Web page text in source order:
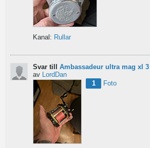
Kanal: Rullar
Svar till Ambassadeur ultra mag xl 3
av
LordDan
1
Foto